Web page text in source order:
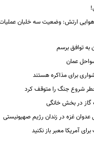
ارتش: وضعیت سه خلبان عملیات
به توافق برسم
عمان
برای مذاکره هستند
شروع جنگ را متوقف کرد
در بخش خانگی
غزه در زندان رژیم صهیونیستی
آمریکا معبر باز نکنید